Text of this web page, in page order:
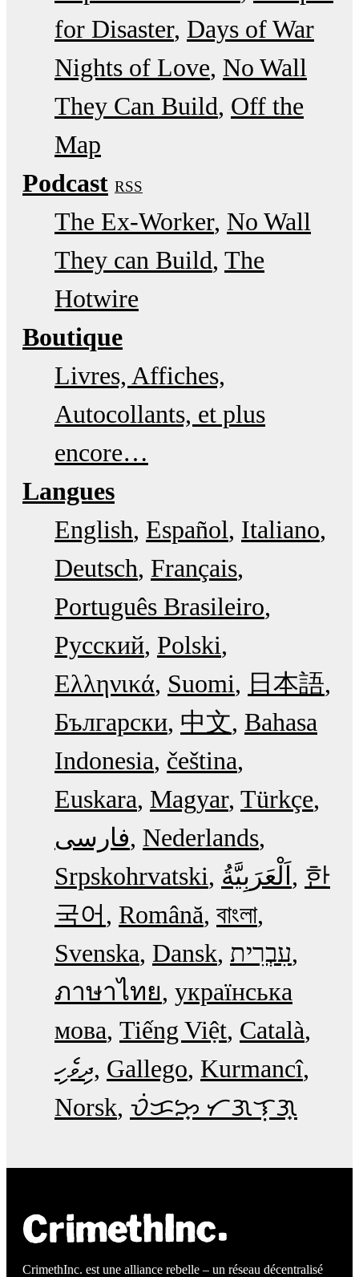
for Disaster Days of War
Nights of Love No Wall
They Can Build Off the
Map
Podcast RSS
The Ex-Worker No Wall
They can Build The
Hotwire
Boutique
Livres, Affiches,
Autocollants, et plus
encore…
Langues
English Español Italiano
Deutsch Français
Português Brasileiro
Русский Polski
Ελληνικά Suomi
日本語
Български 中文 Bahasa
Indonesia čeština
Euskara Magyar Türkçe
فارسی Nederlands
Srpskohrvatski
한
국어
Română বাংলা
Svenska Dansk עִבְרִית
ภาษาไทย українська
мова Tiếng Việt Català
ދިވެހި Gallego Kurmancî
Norsk ᜏᜒᜃᜅ᜔ ᜆᜄᜎᜓᜄ᜔
CrimethInc. est une alliance rebelle – un réseau décentralisé